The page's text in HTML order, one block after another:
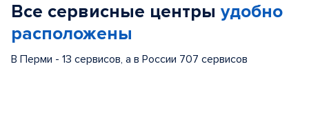
Все сервисные центры удобно
расположены
В Перми - 13 сервисов, а в России 707 сервисов